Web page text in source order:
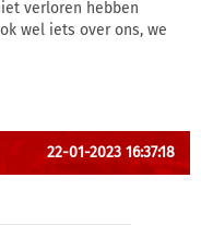
verloren hebben
wel iets over ons, we
22-01-2023 16:37:18